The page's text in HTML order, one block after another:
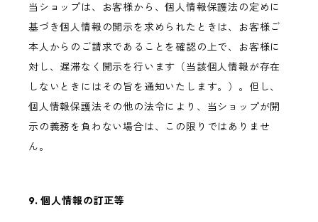
当ショップは、お客様から、個人情報保護法の定めに
基づき個人情報の開示を求められたときは、お客様ご
本人からのご請求であることを確認の上で、お客様に
対し、遅滞なく開示を行います（当該個人情報が存在
しないときにはその旨を通知いたします。）。但し、
個人情報保護法その他の法令により、当ショップが開
示の義務を負わない場合は、この限りではありませ
ん。
9. 個人情報の訂正等